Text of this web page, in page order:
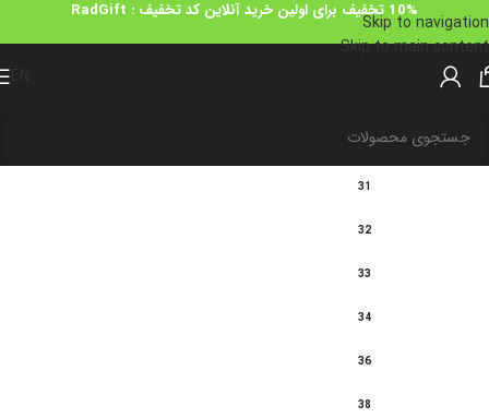
Skip to navigation
Skip to main content
10% تخفیف برای اولین خرید آنلاین کد تخفیف : RadGift
31
32
33
34
36
38